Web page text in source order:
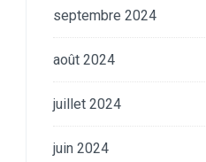
septembre 2024
août 2024
juillet 2024
juin 2024